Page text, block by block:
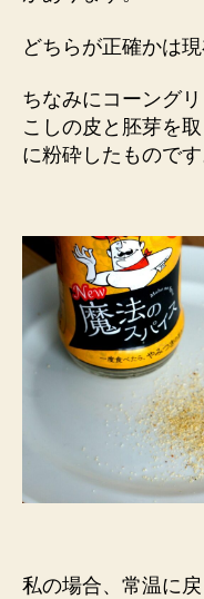
どちらが正確かは
ちなみにコーング
こしの皮と胚芽を
に粉砕したものです
私の場合、常温に